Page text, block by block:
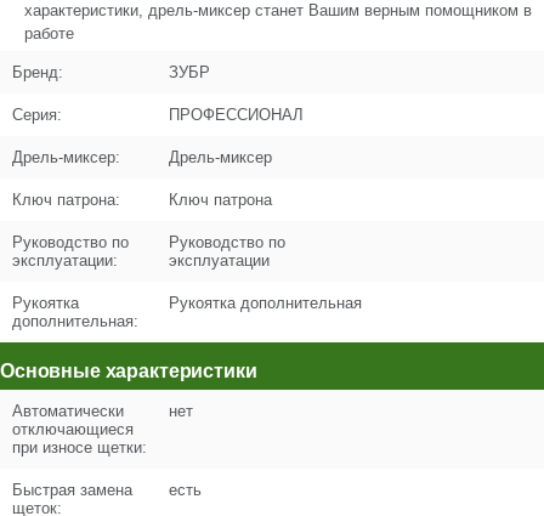
Кол-во по схеме
Кол-во в корзину
Поз. в схеме
Название
N000-018-268
Кол-во по схеме 1
Кол-во в корзину
характеристики, дрель-миксер станет Вашим верным помощником в
работе
Бренд: ЗУБР
Серия: ПРОФЕССИОНАЛ
Дрель-миксер: Дрель-миксер
Ключ патрона: Ключ патрона
Руководство по
эксплуатации:
Руководство по
эксплуатации
Рукоятка
дополнительная:
Рукоятка дополнительная
Основные характеристики
Автоматически
отключающиеся
при износе щетки:
нет
Быстрая замена
щеток:
есть